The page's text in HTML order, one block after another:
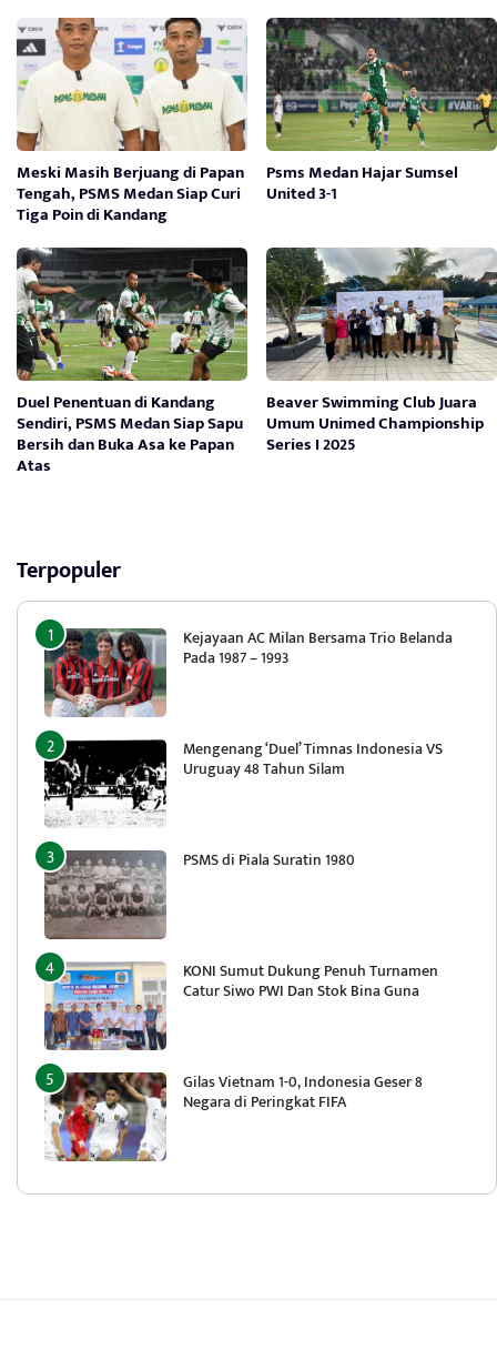
Meski Masih Berjuang di Papan
Tengah, PSMS Medan Siap Curi
Tiga Poin di Kandang
Psms Medan Hajar Sumsel
United 3-1
Duel Penentuan di Kandang
Sendiri, PSMS Medan Siap Sapu
Bersih dan Buka Asa ke Papan
Atas
Beaver Swimming Club Juara
Umum Unimed Championship
Series I 2025
Terpopuler
Kejayaan AC Milan Bersama Trio Belanda
Pada 1987 – 1993
Mengenang ‘Duel’ Timnas Indonesia VS
Uruguay 48 Tahun Silam
PSMS di Piala Suratin 1980
KONI Sumut Dukung Penuh Turnamen
Catur Siwo PWI Dan Stok Bina Guna
Gilas Vietnam 1-0, Indonesia Geser 8
Negara di Peringkat FIFA